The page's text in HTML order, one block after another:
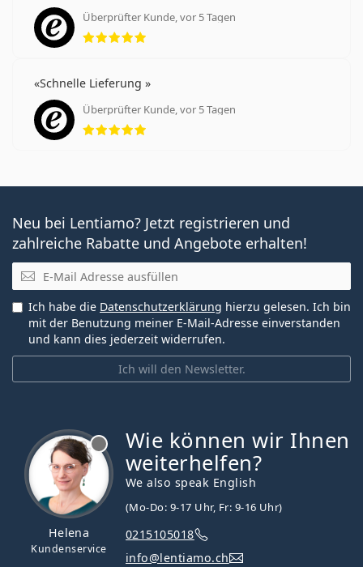
Überprüfter Kunde, vor 5 Tagen
Bewertung 5 aus 5
Schnelle Lieferung
Überprüfter Kunde, vor 5 Tagen
Bewertung 5 aus 5
Neu bei Lentiamo? Jetzt registrieren und
zahlreiche Rabatte und Angebote erhalten!
E-Mail
Ich will den Newsletter.
Ich habe die Datenschutzerklärung hierzu gelesen. Ich bin
mit der Benutzung meiner E-Mail-Adresse einverstanden
und kann dies jederzeit widerrufen.
Helena
Kundenservice
Wie können wir Ihnen
weiterhelfen?
We also speak English
(Mo-Do: 9-17 Uhr, Fr: 9-16 Uhr)
0215105018
info@lentiamo.ch